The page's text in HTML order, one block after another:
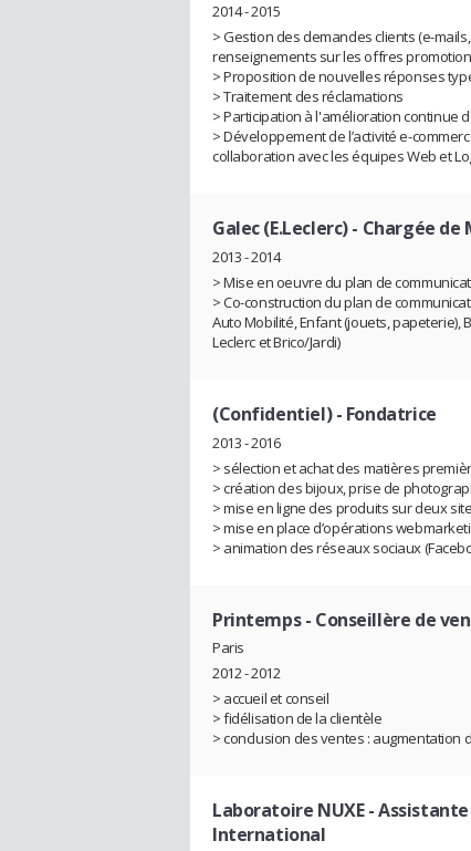
2014 - 2015
> Gestion des demandes clients (e-
renseignements sur les offres
> Proposition de nouvelles réponses
> Traitement des réclamations
> Participation à l'amélioration continue
> Développement de l’activité e-
collaboration avec les équipes Web et
Galec (E.Leclerc)- Chargée de
2013 - 2014
> Mise en oeuvre du plan de
> Co-construction du plan de
Auto Mobilité, Enfant (jouets, papeterie),
Leclerc et Brico/Jardi)
(Confidentiel)- Fondatrice
2013 - 2016
> sélection et achat des matières
> création des bijoux, prise de
> mise en ligne des produits sur deux
> mise en place d’opérations
> animation des réseaux sociaux
Printemps- Conseillère de
Paris
2012 - 2012
> accueil et conseil
> fidélisation de la clientèle
> conclusion des ventes : augmentation
Laboratoire NUXE-
International